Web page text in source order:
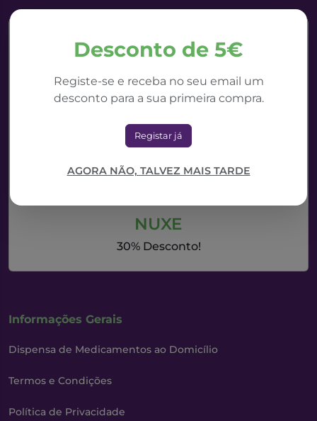
Desconto de 5€
Registe-se e receba no seu email um
desconto para a sua primeira compra.
Registar já
AGORA NÃO, TALVEZ MAIS TARDE
NUXE
30% Desconto!
Informações Gerais
Dispensa de Medicamentos ao Domicílio
Termos e Condições
Política de Privacidade